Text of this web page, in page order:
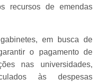
recursos de emendas
em busca de
o pagamento de
nas universidades,
às despesas